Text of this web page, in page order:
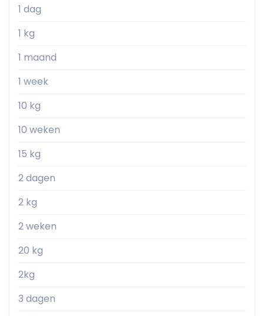
1 dag
1 kg
1 maand
1 week
10 kg
10 weken
15 kg
2 dagen
2 kg
2 weken
20 kg
2kg
3 dagen